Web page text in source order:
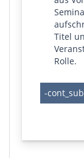
Titel
Rolle.